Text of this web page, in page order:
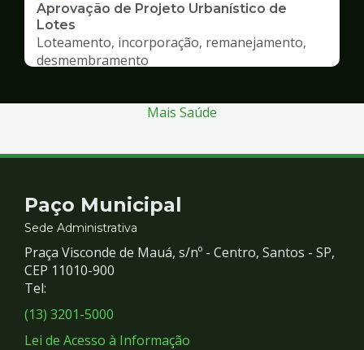
Aprovação de Projeto Urbanístico de
Lotes
Loteamento, incorporação, remanejamento,
desmembramento
Mais Saúde
Contato
e
Redes
Sociais
Paço Municipal
Sede Administrativa
Praça Visconde de Mauá, s/nº - Centro, Santos - SP,
CEP 11010-900
Tel:
(13) 3201-5000
Lei de Acesso à Informação